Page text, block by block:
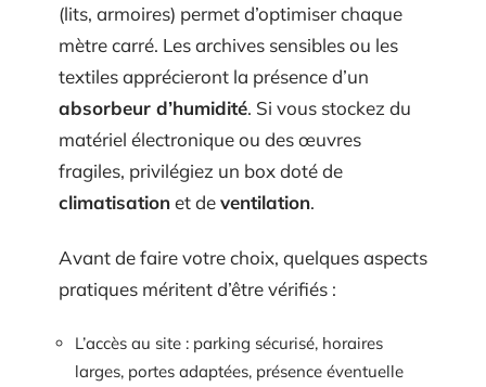
(lits, armoires) permet d’optimiser chaque
mètre carré. Les archives sensibles ou les
textiles apprécieront la présence d’un
absorbeur d’humidité. Si vous stockez du
matériel électronique ou des œuvres
fragiles, privilégiez un box doté de
climatisationet deventilation.
Avant de faire votre choix, quelques aspects
pratiques méritent d’être vérifiés :
L’accès au site : parking sécurisé, horaires
larges, portes adaptées, présence éventuelle